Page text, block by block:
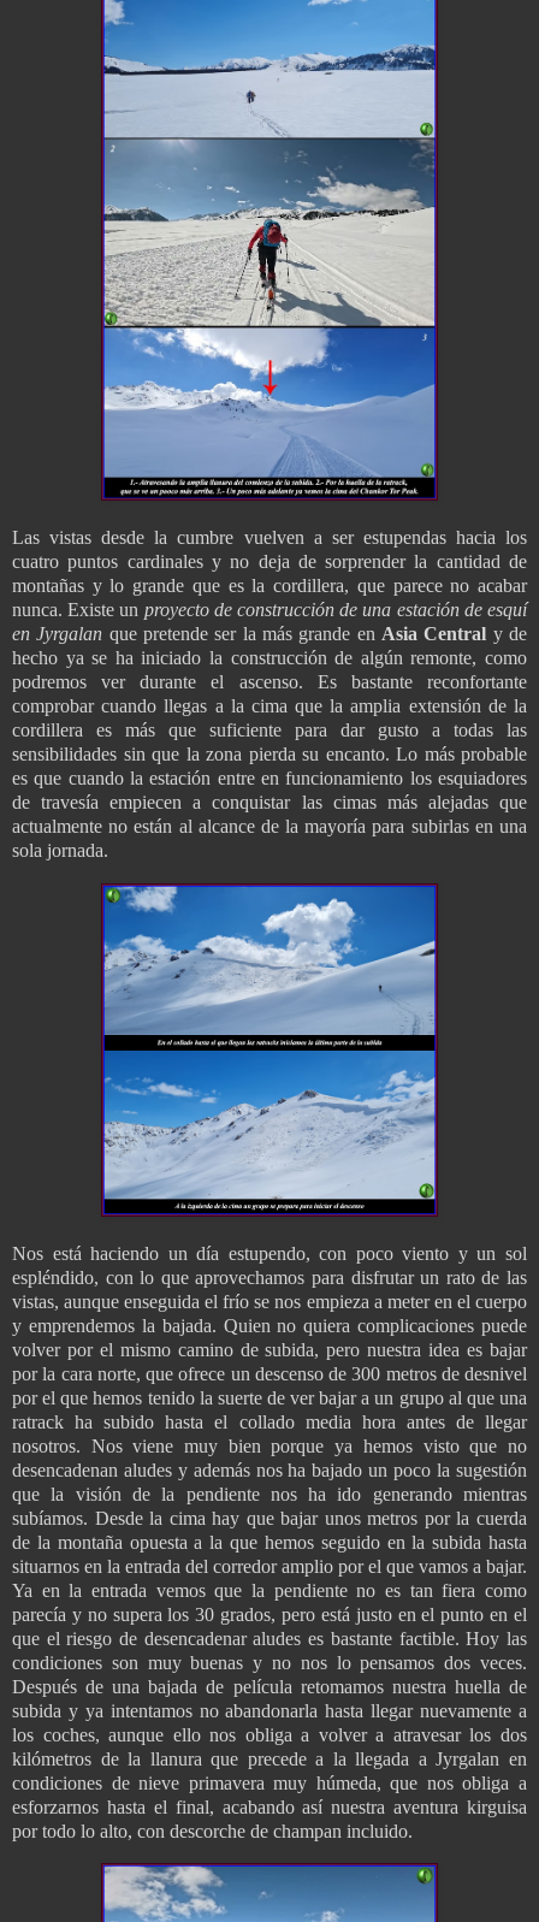
Las vistas desde la cumbre vuelven a ser estupendas hacia los
cuatro puntos cardinales y no deja de sorprender la cantidad de
montañas y lo grande que es la cordillera, que parece no acabar
nunca. Existe un proyecto de construcción de una estación de esquí
en Jyrgalan que pretende ser la más grande en Asia Central y de
hecho ya se ha iniciado la construcción de algún remonte, como
podremos ver durante el ascenso. Es bastante reconfortante
comprobar cuando llegas a la cima que la amplia extensión de la
cordillera es más que suficiente para dar gusto a todas las
sensibilidades sin que la zona pierda su encanto. Lo más probable
es que cuando la estación entre en funcionamiento los esquiadores
de travesía empiecen a conquistar las cimas más alejadas que
actualmente no están al alcance de la mayoría para subirlas en una
sola jornada.
Nos está haciendo un día estupendo, con poco viento y un sol
espléndido, con lo que aprovechamos para disfrutar un rato de las
vistas, aunque enseguida el frío se nos empieza a meter en el cuerpo
y emprendemos la bajada. Quien no quiera complicaciones puede
volver por el mismo camino de subida, pero nuestra idea es bajar
por la cara norte, que ofrece un descenso de 300 metros de desnivel
por el que hemos tenido la suerte de ver bajar a un grupo al que una
ratrack ha subido hasta el collado media hora antes de llegar
nosotros. Nos viene muy bien porque ya hemos visto que no
desencadenan aludes y además nos ha bajado un poco la sugestión
que la visión de la pendiente nos ha ido generando mientras
subíamos. Desde la cima hay que bajar unos metros por la cuerda
de la montaña opuesta a la que hemos seguido en la subida hasta
situarnos en la entrada del corredor amplio por el que vamos a bajar.
Ya en la entrada vemos que la pendiente no es tan fiera como
parecía y no supera los 30 grados, pero está justo en el punto en el
que el riesgo de desencadenar aludes es bastante factible. Hoy las
condiciones son muy buenas y no nos lo pensamos dos veces.
Después de una bajada de película retomamos nuestra huella de
subida y ya intentamos no abandonarla hasta llegar nuevamente a
los coches, aunque ello nos obliga a volver a atravesar los dos
kilómetros de la llanura que precede a la llegada a Jyrgalan en
condiciones de nieve primavera muy húmeda, que nos obliga a
esforzarnos hasta el final, acabando así nuestra aventura kirguisa
por todo lo alto, con descorche de champan incluido.